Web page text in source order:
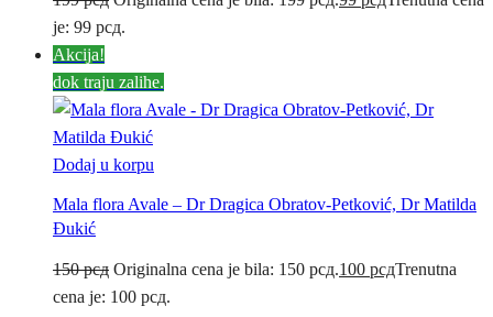
je: 99 рсд.
Akcija!
dok traju zalihe.
Dodaj u korpu
Mala flora Avale – Dr Dragica Obratov-Petković, Dr Matilda
Đukić
150рсд Originalna cena je bila: 150 рсд.100 рсдTrenutna
cena je: 100 рсд.